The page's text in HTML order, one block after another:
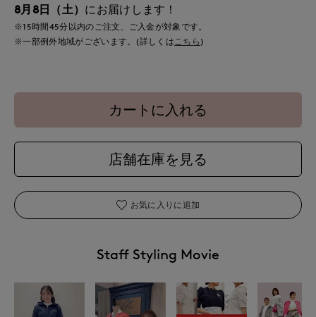
8月8日（土） にお届けします！
※15時間45分以内のご注文、ご入金が対象です。
※一部例外地域がございます。(詳しくは こちら )
カートに入れる
店舗在庫を見る
お気に入りに追加
Staff Styling Movie